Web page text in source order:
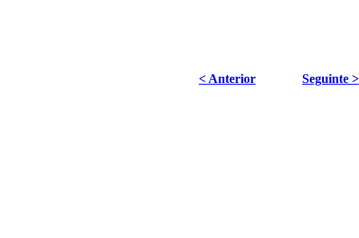
< Anterior Seguinte >